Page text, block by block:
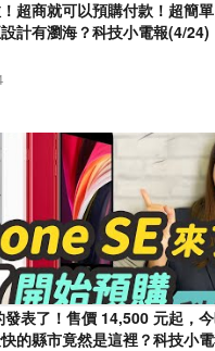
超商就可以預購付款！超簡
計有瀏海？科技小電報(4/24)
表了！售價 14,500 元起，
的縣市竟然是這裡？科技小